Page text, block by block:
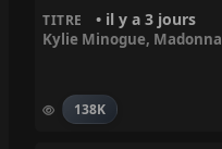
TITRE • il y a 3 jours
Kylie Minogue, Madonna
138K